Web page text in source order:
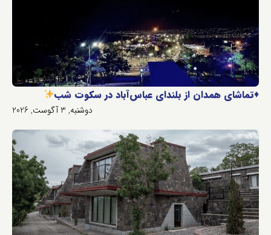
♦️تماشای همدان از بلندای عباس‌آباد در سکوت شب
دوشنبه, 3 آگوست, 2026